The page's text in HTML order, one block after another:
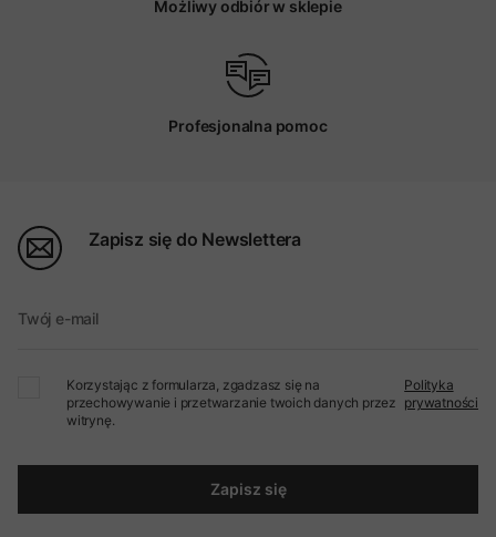
Możliwy odbiór w sklepie
Profesjonalna pomoc
Zapisz się do Newslettera
Twój e-mail
Korzystając z formularza, zgadzasz się na
przechowywanie i przetwarzanie twoich danych przez
witrynę.
Polityka
prywatności
Zapisz się